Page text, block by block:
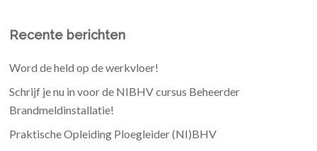
Recente berichten
Word de held op de werkvloer!
Schrijf je nu in voor de NIBHV cursus Beheerder
Brandmeldinstallatie!
Praktische Opleiding Ploegleider (NI)BHV